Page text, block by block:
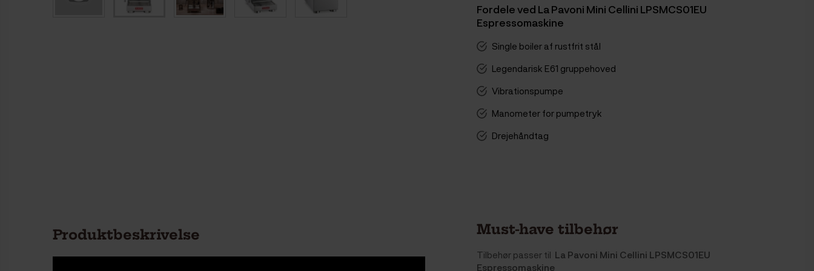
Fordele ved La Pavoni Mini Cellini LPSMCS01EU
Espressomaskine
Single boiler af rustfrit stål
Legendarisk E61 gruppehoved
Vibrationspumpe
Manometer for pumpetryk
Drejehåndtag
Produktbeskrivelse Must-have tilbehør
Tilbehør passer til La Pavoni Mini Cellini LPSMCS01EU
Espressomaskine